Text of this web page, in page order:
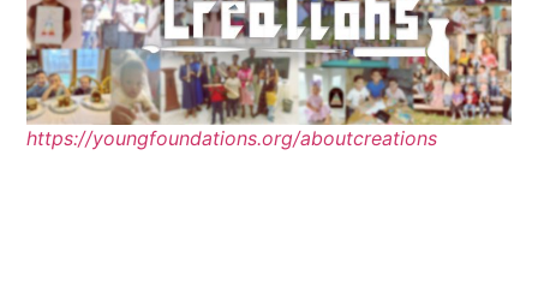
https://youngfoundations.org/aboutcreations